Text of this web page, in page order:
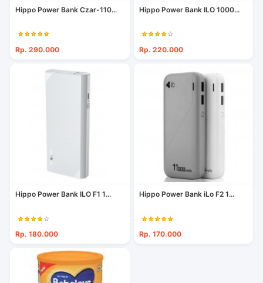
Hippo Power Bank Czar-110...
Rp. 290.000
Hippo Power Bank ILO 1000...
Rp. 220.000
Hippo Power Bank ILO F1 1...
Rp. 180.000
Hippo Power Bank iLo F2 1...
Rp. 170.000